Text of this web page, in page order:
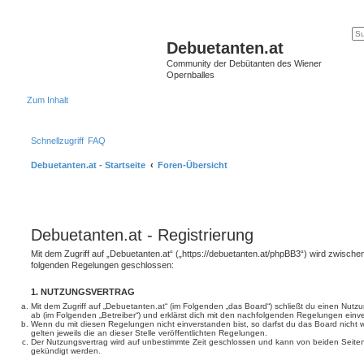
Debuetanten.at
Community der Debütanten des Wiener
Opernballes
Zum Inhalt
Schnellzugriff FAQ
Debuetanten.at - Startseite Foren-Übersicht
Debuetanten.at - Registrierung
Mit dem Zugriff auf „Debuetanten.at“ („https://debuetanten.at/phpBB3“) wird
folgenden Regelungen geschlossen:
1. NUTZUNGSVERTRAG
Mit dem Zugriff auf „Debuetanten.at“ (im Folgenden „das Board“) schließt du einen
ab (im Folgenden „Betreiber“) und erklärst dich mit den nachfolgenden Regelungen
Wenn du mit diesen Regelungen nicht einverstanden bist, so darfst du das Board nicht
gelten jeweils die an dieser Stelle veröffentlichten Regelungen.
Der Nutzungsvertrag wird auf unbestimmte Zeit geschlossen und kann von beiden
gekündigt werden.